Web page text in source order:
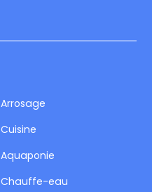
Arrosage
Cuisine
Aquaponie
Chauffe-eau